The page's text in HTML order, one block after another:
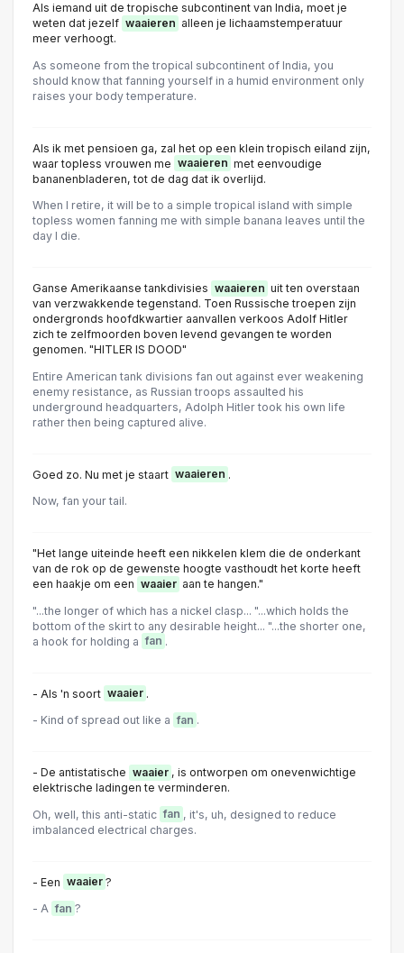
Als iemand uit de tropische subcontinent van India, moet je
weten dat jezelf waaieren alleen je lichaamstemperatuur
meer verhoogt.
As someone from the tropical subcontinent of India, you
should know that fanning yourself in a humid environment only
raises your body temperature.
Als ik met pensioen ga, zal het op een klein tropisch eiland zijn,
waar topless vrouwen me waaieren met eenvoudige
bananenbladeren, tot de dag dat ik overlijd.
When I retire, it will be to a simple tropical island with simple
topless women fanning me with simple banana leaves until the
day I die.
Ganse Amerikaanse tankdivisies waaieren uit ten overstaan
van verzwakkende tegenstand. Toen Russische troepen zijn
ondergronds hoofdkwartier aanvallen verkoos Adolf Hitler
zich te zelfmoorden boven levend gevangen te worden
genomen. "HITLER IS DOOD"
Entire American tank divisions fan out against ever weakening
enemy resistance, as Russian troops assaulted his
underground headquarters, Adolph Hitler took his own life
rather then being captured alive.
Goed zo. Nu met je staart waaieren .
Now, fan your tail.
"Het lange uiteinde heeft een nikkelen klem die de onderkant
van de rok op de gewenste hoogte vasthoudt het korte heeft
een haakje om een waaier aan te hangen."
"...the longer of which has a nickel clasp... "...which holds the
bottom of the skirt to any desirable height... "...the shorter one,
a hook for holding a fan .
- Als 'n soort waaier .
- Kind of spread out like a fan .
- De antistatische waaier , is ontworpen om onevenwichtige
elektrische ladingen te verminderen.
Oh, well, this anti-static fan , it's, uh, designed to reduce
imbalanced electrical charges.
- Een waaier ?
- A fan ?